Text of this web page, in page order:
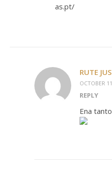
as.pt/
RUTE
OCTOBER
REPLY
Ena